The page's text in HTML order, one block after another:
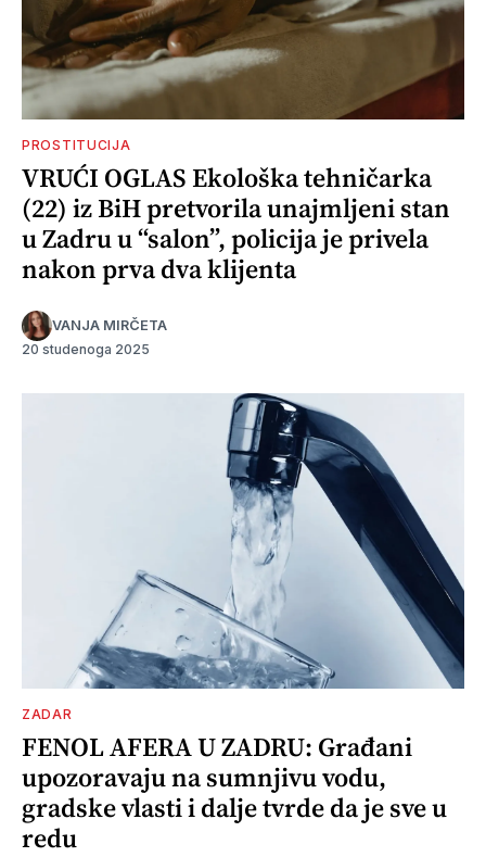
PROSTITUCIJA
VRUĆI OGLAS Ekološka tehničarka
(22) iz BiH pretvorila unajmljeni stan
u Zadru u “salon”, policija je privela
nakon prva dva klijenta
VANJA MIRČETA
20 studenoga 2025
ZADAR
FENOL AFERA U ZADRU: Građani
upozoravaju na sumnjivu vodu,
gradske vlasti i dalje tvrde da je sve u
redu